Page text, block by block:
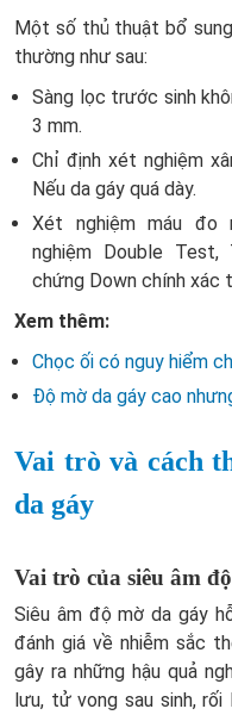
Một số thủ thuật bổ
thường như sau:
Sàng lọc trước sinh
3 mm.
Chỉ định xét nghiệm
Nếu da gáy quá dày.
Xét nghiệm máu đo
nghiệm Double
chứng Down chính xác
Xem thêm:
Chọc ối có nguy hiểm
Độ mờ da gáy cao
Vai trò và cách
da gáy
Vai trò của siêu âm
Siêu âm độ mờ da gáy
đánh giá về nhiễm sắc
gây ra những hậu quả
lưu, tử vong sau sinh,